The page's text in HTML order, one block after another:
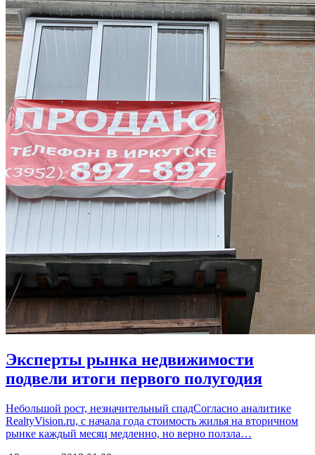
Эксперты рынка недвижимости
подвели итоги первого полугодия
Небольшой рост, незначительный спадСогласно аналитике
RealtyVision.ru, с начала года стоимость жилья на вторичном
рынке каждый месяц медленно, но верно ползла…